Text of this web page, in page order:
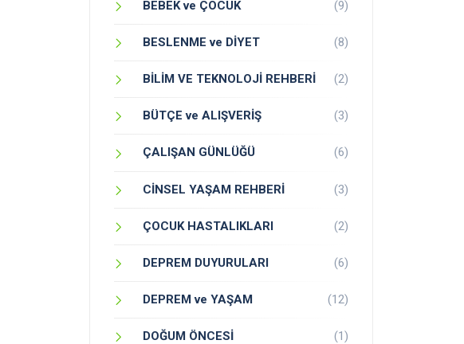
BEBEK ve ÇOCUK (9)
BESLENME ve DİYET (8)
BİLİM VE TEKNOLOJİ REHBERİ (2)
BÜTÇE ve ALIŞVERİŞ (3)
ÇALIŞAN GÜNLÜĞÜ (6)
CİNSEL YAŞAM REHBERİ (3)
ÇOCUK HASTALIKLARI (2)
DEPREM DUYURULARI (6)
DEPREM ve YAŞAM (12)
DOĞUM ÖNCESİ (1)